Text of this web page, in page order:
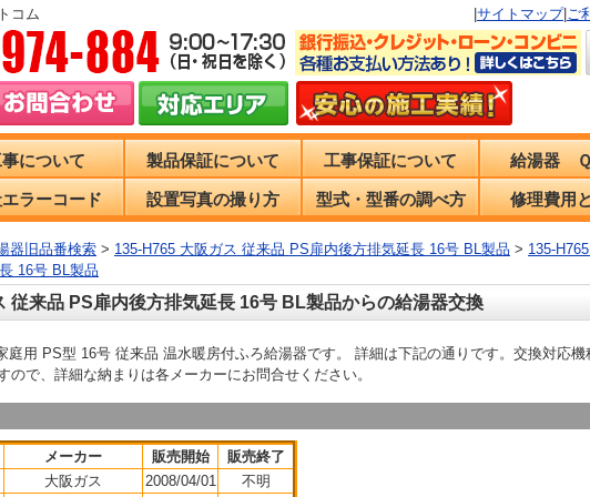
コム サイトマップ| ご
について 製品保証について 工事保証について 給湯器
ラーコード 設置写真の撮り方 型式・型番の調べ方 修理費用
器旧品番検索 > 135-H765 大阪ガス 従来品 PS扉内後方排気延長 16号 BL製品 > 135-
16号 BL製品
従来品 PS扉内後方排気延長 16号 BL製品からの給湯器交換
庭用 PS型 16号 従来品 温水暖房付ふろ給湯器です。 詳細は下記の通りです。交換対応機
ので、詳細な納まりは各メーカーにお問合せください。
メーカー 販売開始
販売終了
大阪ガス 2008/04/01 不明